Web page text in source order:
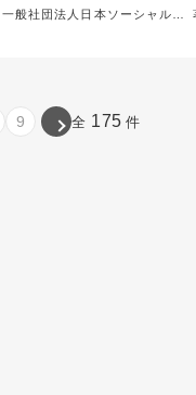
般社団法人日本ソーシャルワ
9 全 175 件